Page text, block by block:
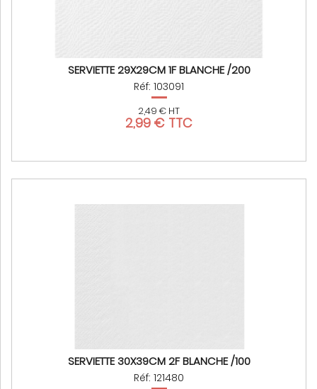
SERVIETTE 29X29CM 1F BLANCHE /200
Réf: 103091
2,49 € HT
2,99 € TTC
SERVIETTE 30X39CM 2F BLANCHE /100
Réf: 121480